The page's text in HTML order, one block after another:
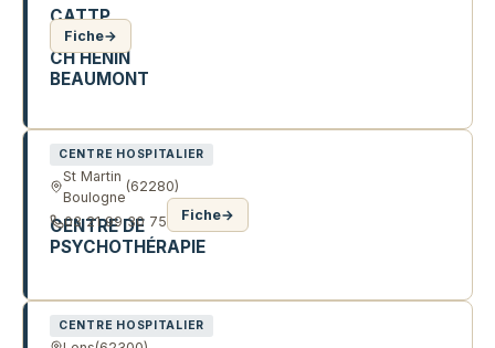
CATTP
ENFANTS
CH HENIN
BEAUMONT
Fiche→
CENTRE HOSPITALIER
St Martin
Boulogne
(62280)
CENTRE DE
PSYCHOTHÉRAPIE
03 21 99 30 75 Fiche→
CENTRE HOSPITALIER